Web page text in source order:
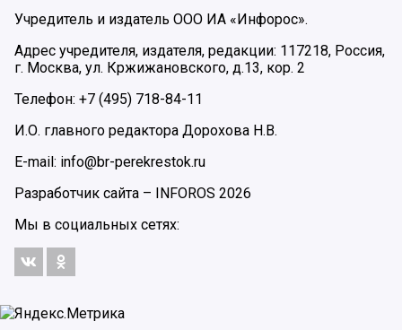
Учредитель и издатель ООО ИА «Инфорос».
Адрес учредителя, издателя, редакции: 117218, Россия,
г. Москва, ул. Кржижановского, д.13, кор. 2
Телефон: +7 (495) 718-84-11
И.О. главного редактора Дорохова Н.В.
E-mail: info@br-perekrestok.ru
Разработчик сайта –
INFOROS 2026
Мы в социальных сетях: